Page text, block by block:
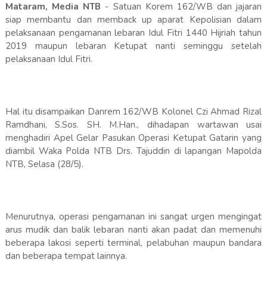
Mataram, Media NTB - Satuan Korem 162/WB dan jajaran
siap membantu dan memback up aparat Kepolisian dalam
pelaksanaan pengamanan lebaran Idul Fitri 1440 Hijriah tahun
2019 maupun lebaran Ketupat nanti seminggu setelah
pelaksanaan Idul Fitri.
Hal itu disampaikan Danrem 162/WB Kolonel Czi Ahmad Rizal
Ramdhani, S.Sos. SH. M.Han., dihadapan wartawan usai
menghadiri Apel Gelar Pasukan Operasi Ketupat Gatarin yang
diambil Waka Polda NTB Drs. Tajuddin di lapangan Mapolda
NTB, Selasa (28/5).
Menurutnya, operasi pengamanan ini sangat urgen mengingat
arus mudik dan balik lebaran nanti akan padat dan memenuhi
beberapa lakosi seperti terminal, pelabuhan maupun bandara
dan beberapa tempat lainnya.